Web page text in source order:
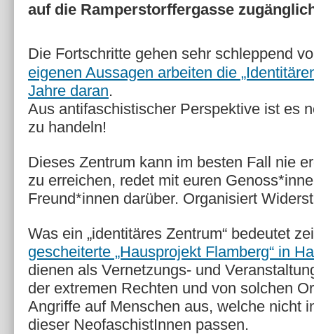
auf die Ramperstorffergasse
Die Fortschritte gehen sehr schleppend
eigenen Aussagen arbeiten die
Jahre daran.
Aus antifaschistischer Perspektive ist es
zu handeln!
Dieses Zentrum kann im besten Fall nie
zu erreichen, redet mit euren
Freund*innen darüber. Organisiert
Was ein „identitäres Zentrum“ bedeutet
gescheiterte „Hausprojekt Flamberg“ in
dienen als Vernetzungs- und
der extremen Rechten und von solchen
Angriffe auf Menschen aus, welche nicht
dieser NeofaschistInnen passen.